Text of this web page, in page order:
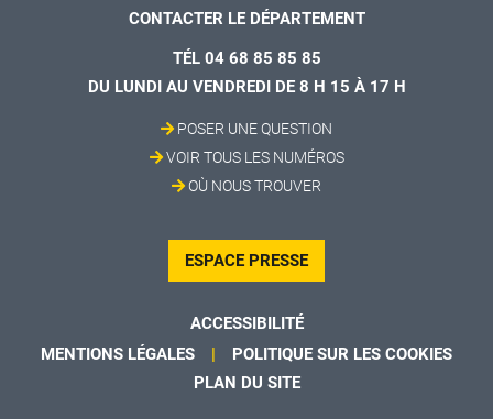
CONTACTER LE DÉPARTEMENT
TÉL 04 68 85 85 85
DU LUNDI AU VENDREDI DE 8 H 15 À 17 H
POSER UNE QUESTION
VOIR TOUS LES NUMÉROS
OÙ NOUS TROUVER
ESPACE PRESSE
ACCESSIBILITÉ
MENTIONS LÉGALES
POLITIQUE SUR LES COOKIES
PLAN DU SITE